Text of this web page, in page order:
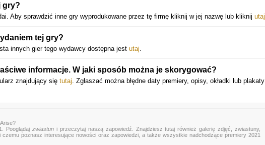
gry?
Aby sprawdzić inne gry wyprodukowane przez tę firmę kliknij w jej nazwę lub kliknij utaj
tej gry?
innych gier tego wydawcy dostępna jest utaj.
informacje. W jaki sposób można je skorygować?
znajdujący się tutaj. Zgłaszać można błędne daty premiery, opisy, okładki lub plakaty
Pooglądajzwiastun i przeczytaj naszą zapowiedź. Znajdziesz tutaj również galerię zdjęć, zwiastuny,
poznasz interesujące nowości oraz zapowiedzi, a także wszystkie nadchodzące premiery 2021